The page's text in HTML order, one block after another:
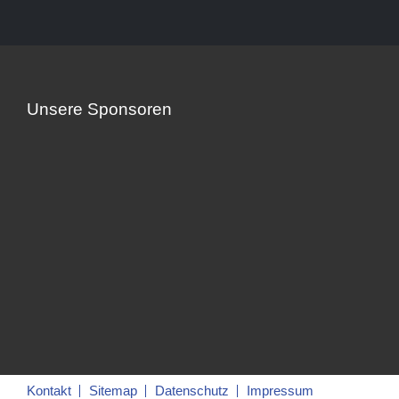
Unsere Sponsoren
Kontakt Sitemap Datenschutz Impressum